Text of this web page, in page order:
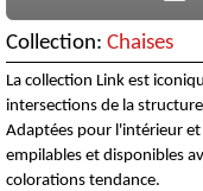
Collection: Chaises
La collection Link est
intersections de la
Adaptées pour l'intérieur
empilables et disponibles
colorations tendance.